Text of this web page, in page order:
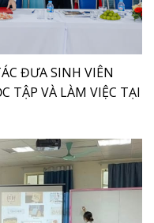
ĐƯA SINH VIÊN
TẬP VÀ LÀM VIỆC TẠI